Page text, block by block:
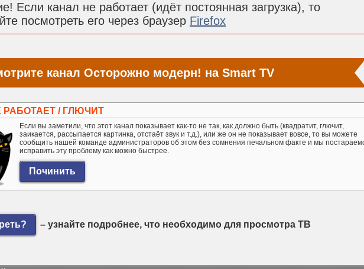
Если канал не работает (идёт постоянная загрузка), то
посмотреть его через браузер Firefox
канал Осторожно модерн! на Smart TV
РАБОТАЕТ / ГЛЮЧИТ
Если вы заметили, что этот канал показывает как-то не так, как должно быть (квадратит, глючит,
заикается, рассыпается картинка, отстаёт звук и т.д.), или же он не показывает вовсе, то вы можете
сообщить нашей команде администраторов об этом без сомнения печальном факте и мы
исправить эту проблему как можно быстрее.
– узнайте подробнее, что необходимо для просмотра ТВ